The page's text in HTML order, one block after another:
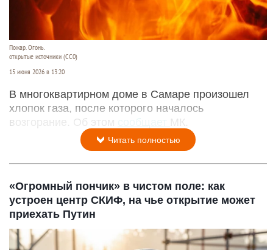
Пожар. Огонь.
открытые источники (CC0)
15 июня 2026 в 13:20
В многоквартирном доме в Самаре произошел
хлопок газа, после которого началось
возгорание. Об этом
сообщает МК.
Читать полностью
«Огромный пончик» в чистом поле: как
устроен центр СКИФ, на чье открытие может
приехать Путин